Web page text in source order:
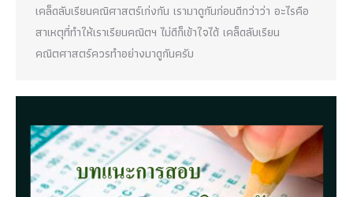
เคล็ดลับเรียนคณิศาสตร์เก่งกัน เรามาดูกันก่อนดีกว่าว่า อะไรคือ
สาเหตุที่ทำให้เราเรียนคณิตฯ ไม่ดีก็เข้าใจได้ เคล็ดลับเรียน
คณิตศาสตร์ควรทำอย่างมาดูกันครับ